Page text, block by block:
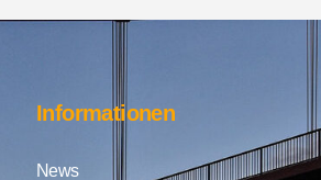
Informationen
News